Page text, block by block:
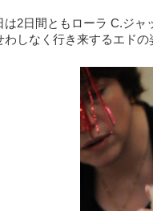
は2日間ともローラ C.ジャ
わしなく行き来するエド